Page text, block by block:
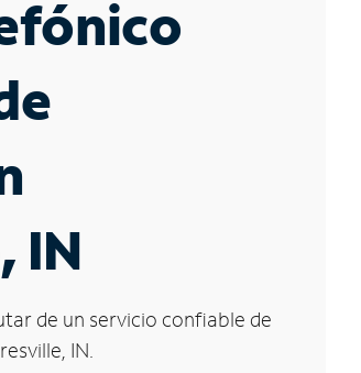
IN
de un servicio confiable de
IN.